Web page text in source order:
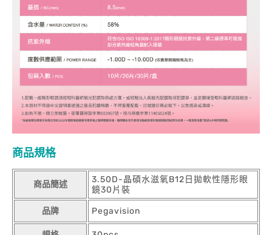
商品規格
商品簡述
3.50D-晶碩水滋氧B12日拋軟性隱形眼
鏡30片裝
品牌 Pegavision